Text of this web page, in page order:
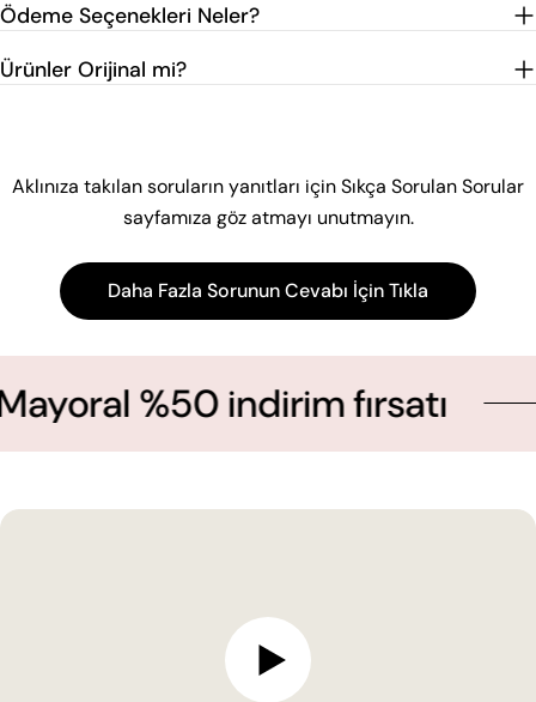
Ödeme Seçenekleri Neler?
Ürünler Orijinal mi?
Aklınıza takılan soruların yanıtları için Sıkça Sorulan Sorular
sayfamıza göz atmayı unutmayın.
Daha Fazla Sorunun Cevabı İçin Tıkla
%50 indirim fırsatı